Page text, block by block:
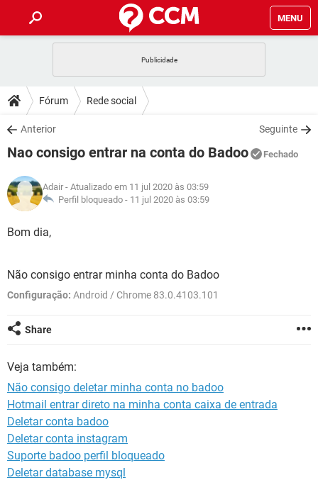
MENU
CELULAR
OUTLOOK
INSTAGRAM GMAIL
GUIA DE COMPRAS
DICAS
JOGOS
INSTAGRAM GMAIL
GUIA DE COMPRAS
DOWNLOADS
JOGOS WHATSAPP
CELULAR
OUTLOOK EXCEL
INSTAGRAM
JOGOS WHATSAPP
CELULAR
OUTLOOK
GLOSSÁRIO
JOGOS
OUTLOOK EXCEL
INSTAGRAM GMAIL
GUIA DE COMPRAS
Fórum Rede social
Anterior Seguinte
Nao consigo entrar na conta do Badoo Fechado
Adair - Atualizado em 11 jul 2020 às 03:59
Perfil bloqueado - 11 jul 2020 às 03:59
Bom dia,
Não consigo entrar minha conta do Badoo
Configuração: Android / Chrome 83.0.4103.101
Share
Veja também:
Não consigo deletar minha conta no badoo
Hotmail entrar direto na minha conta caixa de entrada
Deletar conta badoo
Deletar conta instagram
Suporte badoo perfil bloqueado
Deletar database mysql